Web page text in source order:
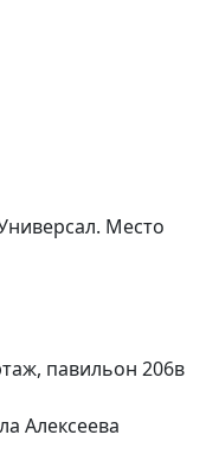
Место
павильон 206в
Алексеева